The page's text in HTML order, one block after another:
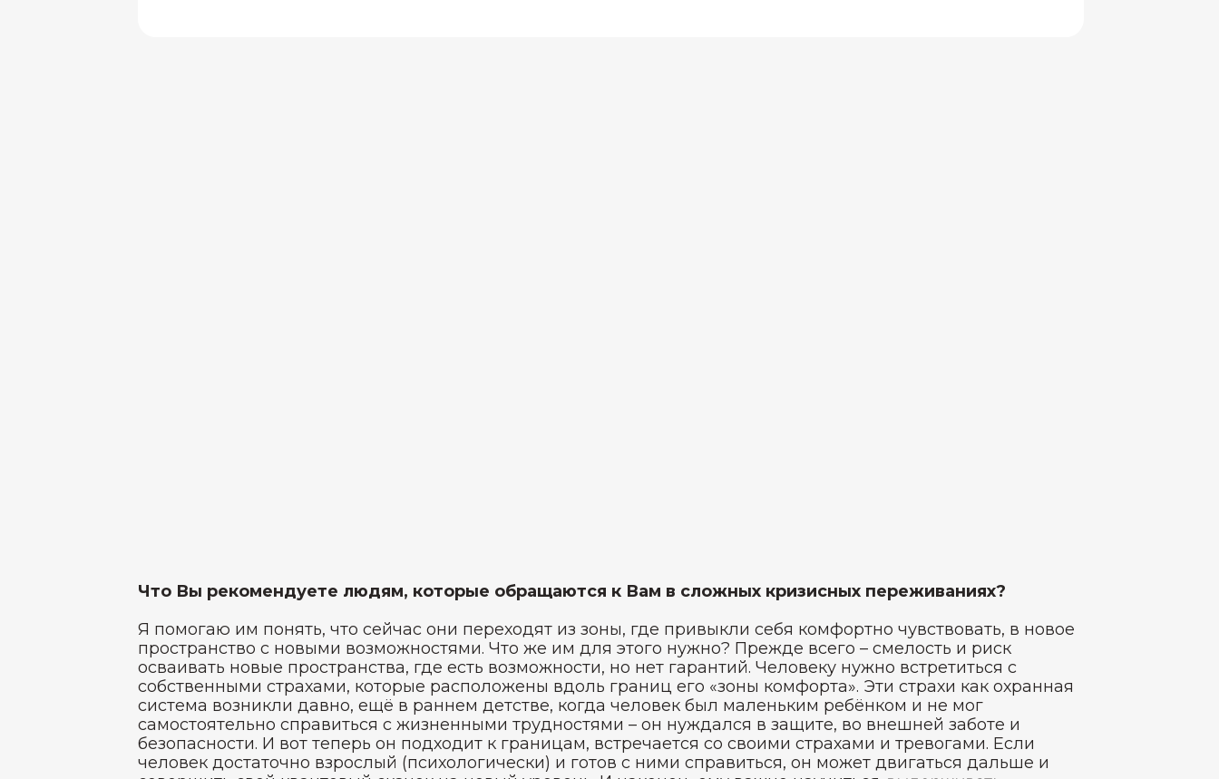
Что Вы рекомендуете людям, которые обращаются к Вам в сложных кризисных переживаниях?
Я помогаю им понять, что сейчас они переходят из зоны, где привыкли себя комфортно чувствовать, в новое
пространство с новыми возможностями. Что же им для этого нужно? Прежде всего – смелость и риск
осваивать новые пространства, где есть возможности, но нет гарантий. Человеку нужно встретиться с
собственными страхами, которые расположены вдоль границ его «зоны комфорта». Эти страхи как охранная
система возникли давно, ещё в раннем детстве, когда человек был маленьким ребёнком и не мог
самостоятельно справиться с жизненными трудностями – он нуждался в защите, во внешней заботе и
безопасности. И вот теперь он подходит к границам, встречается со своими страхами и тревогами. Если
человек достаточно взрослый (психологически) и готов с ними справиться, он может двигаться дальше и